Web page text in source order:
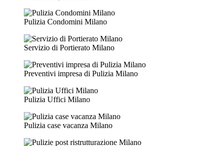
Pulizia Condomini Milano
Servizio di Portierato Milano
Preventivi impresa di Pulizia Milano
Pulizia Uffici Milano
Pulizia case vacanza Milano